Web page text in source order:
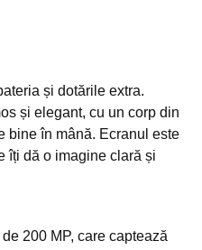
și dotările extra.
și elegant, cu un corp din
bine în mână. Ecranul este
îți dă o imagine clară și
200 MP, care captează